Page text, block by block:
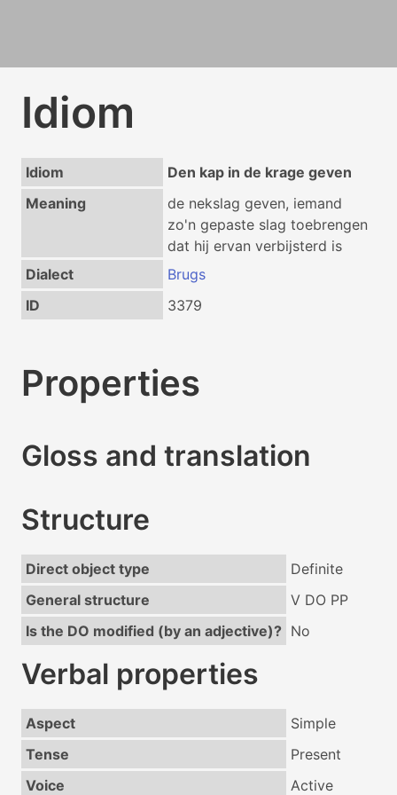
Idiom
Idiom
Den kap in de krage geven
Meaning
de nekslag geven, iemand
zo'n gepaste slag toebrengen
dat hij ervan verbijsterd is
Dialect
Brugs
ID
3379
Properties
Gloss and translation
Structure
Direct object type
Definite
General structure
V DO PP
Is the DO modified (by an adjective)? No
Verbal properties
Aspect
Simple
Tense
Present
Voice
Active